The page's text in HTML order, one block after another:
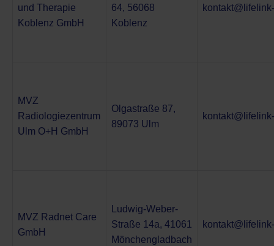
und Therapie
Koblenz GmbH
64, 56068
Koblenz
MVZ
Radiologiezentrum
Ulm O+H GmbH
Olgastraße 87,
89073 Ulm
MVZ Radnet Care
GmbH
Ludwig-Weber-
Straße 14a, 41061
Mönchengladbach